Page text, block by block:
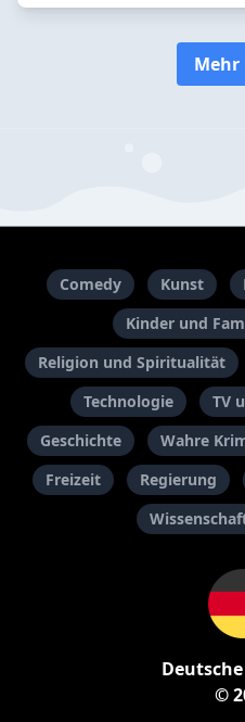
Mehr
Comedy Kunst
Kinder und
Religion und Spiritualität
Technologie
TV
Geschichte
Wahre
Freizeit
Regierung
©